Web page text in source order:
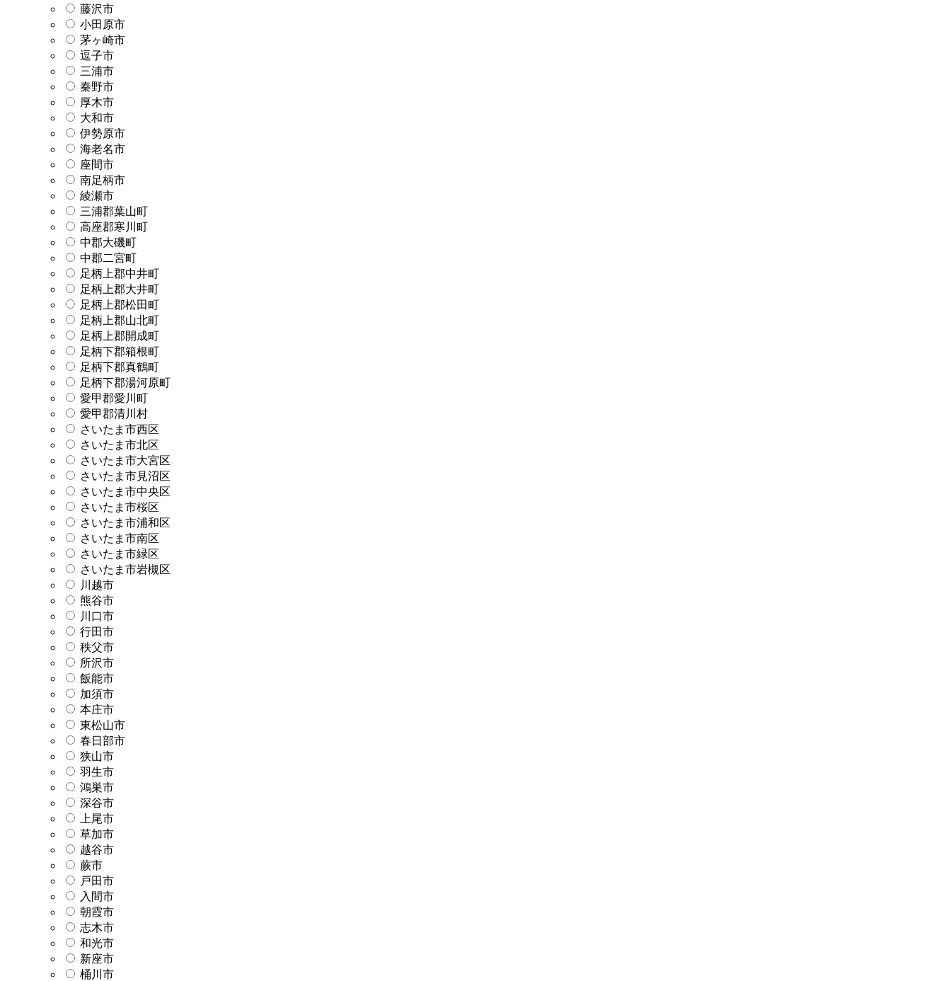
藤沢市
小田原市
茅ヶ崎市
逗子市
三浦市
秦野市
厚木市
大和市
伊勢原市
海老名市
座間市
南足柄市
綾瀬市
三浦郡葉山町
高座郡寒川町
中郡大磯町
中郡二宮町
足柄上郡中井町
足柄上郡大井町
足柄上郡松田町
足柄上郡山北町
足柄上郡開成町
足柄下郡箱根町
足柄下郡真鶴町
足柄下郡湯河原町
愛甲郡愛川町
愛甲郡清川村
さいたま市西区
さいたま市北区
さいたま市大宮区
さいたま市見沼区
さいたま市中央区
さいたま市桜区
さいたま市浦和区
さいたま市南区
さいたま市緑区
さいたま市岩槻区
川越市
熊谷市
川口市
行田市
秩父市
所沢市
飯能市
加須市
本庄市
東松山市
春日部市
狭山市
羽生市
鴻巣市
深谷市
上尾市
草加市
越谷市
蕨市
戸田市
入間市
朝霞市
志木市
和光市
新座市
桶川市